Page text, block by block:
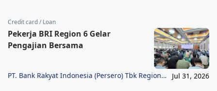
Credit card / Loan
Pekerja BRI Region 6 Gelar
Pengajian Bersama
PT. Bank Rakyat Indonesia (Persero) Tbk Region
Jul 31, 2026